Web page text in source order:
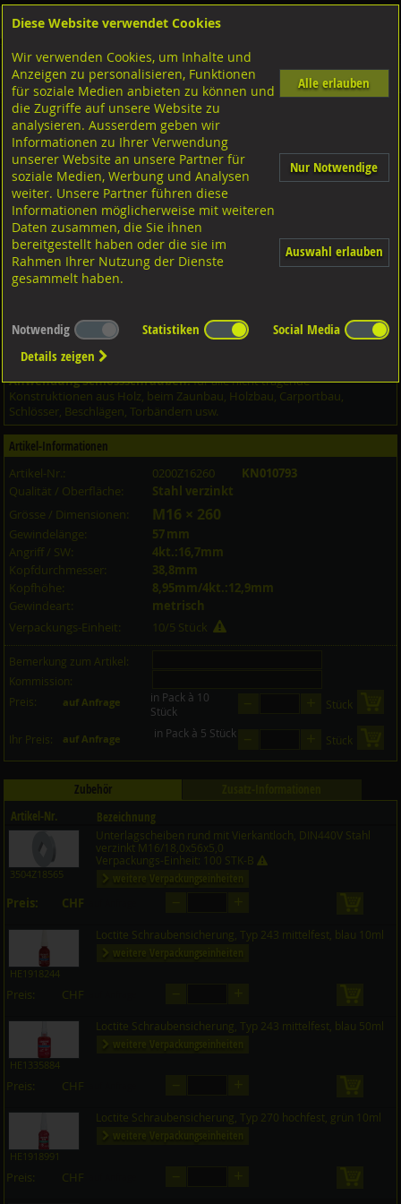
Shop Schrauben Diverse Schrauben
M-Gewinde
Diverse Ausführungen M-GewindeFlachrundschrauben Stahl verzinkt
Flachrundschrauben mit 4kt. Ansatz und MU, DIN603
Stahl verzinkt M16x260/57
Anwendung Schlossschrauben:für alle nicht tragende
Konstruktionen aus Holz, beim Zaunbau, Holzbau, Carportbau,
Schlösser, Beschlägen, Torbändern usw.
Artikel-Informationen
Artikel-Nr.:
0200Z16260
KN010793
Qualität / Oberfläche:
Stahl verzinkt
Grösse / Dimensionen:
M16 × 260
Gewindelänge:
57 mm
Angriff / SW:
4kt.:16,7mm
Kopfdurchmesser:
38,8mm
Kopfhöhe:
8,95mm/4kt.:12,9mm
Gewindeart:
metrisch
Verpackungs-Einheit:
10/5 Stück
Bemerkung zum Artikel:
Kommission:
Preis:
auf Anfrage
in Pack à 10
Stück
Stück
Ihr Preis: auf Anfrage in Pack à 5 Stück Stück
Zubehör
Artikel-Nr.
Bezeichnung
Menge
3504Z18565
Unterlagscheiben rund mit Vierkantloch, DIN440V Stahl
verzinkt M16/18,0x56x5,0
Verpackungs-Einheit: 100 STK-B
weitere Verpackungseinheiten
Preis: CHF
HE1918244
Loctite Schraubensicherung, Typ 243 mittelfest, blau 10ml
weitere Verpackungseinheiten
Preis: CHF
HE1335884
Loctite Schraubensicherung, Typ 243 mittelfest, blau 50ml
weitere Verpackungseinheiten
Preis: CHF
HE1918991
Loctite Schraubensicherung, Typ 270 hochfest, grün 10ml
weitere Verpackungseinheiten
Preis: CHF
Diese Website verwendet Cookies
Wir verwenden Cookies, um Inhalte und
Anzeigen zu personalisieren, Funktionen
für soziale Medien anbieten zu können und
die Zugriffe auf unsere Website zu
analysieren. Ausserdem geben wir
Informationen zu Ihrer Verwendung
unserer Website an unsere Partner für
soziale Medien, Werbung und Analysen
weiter. Unsere Partner führen diese
Informationen möglicherweise mit weiteren
Daten zusammen, die Sie ihnen
bereitgestellt haben oder die sie im
Rahmen Ihrer Nutzung der Dienste
gesammelt haben.
Alle erlauben
Nur Notwendige
Auswahl erlauben
Notwendig Statistiken
Social Media
Details zeigen